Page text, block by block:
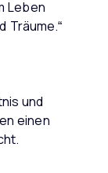
Leben
Träume.“
und
einen